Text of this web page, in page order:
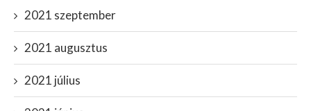
2021 szeptember
2021 augusztus
2021 július